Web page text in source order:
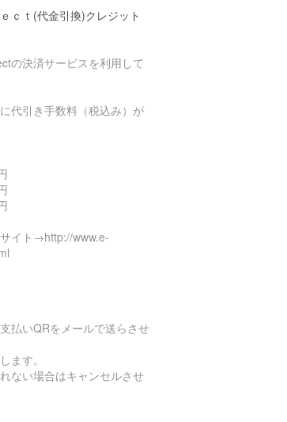
ｃｔ(代金引換)クレジット
の決済サービスを利用して
代引き手数料（税込み）が
イト→http://www.e-
払いQRをメールで送らさせ
ます。
ない場合はキャンセルさせ